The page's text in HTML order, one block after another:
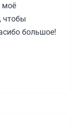
моё
чтобы
большое!